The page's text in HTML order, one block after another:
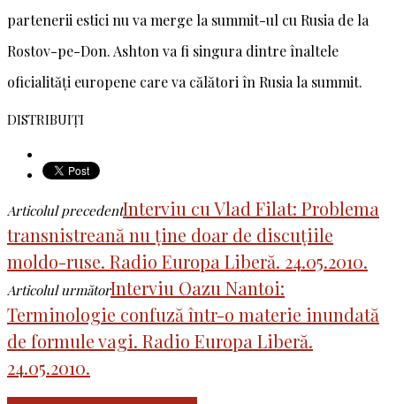
partenerii estici nu va merge la summit-ul cu Rusia de la
Rostov-pe-Don. Ashton va fi singura dintre înaltele
oficialități europene care va călători în Rusia la summit.
DISTRIBUIȚI
Articolul precedentInterviu cu Vlad Filat: Problema
transnistreană nu ține doar de discuțiile
moldo-ruse. Radio Europa Liberă. 24.05.2010.
Articolul următorInterviu Oazu Nantoi:
Terminologie confuză într-o materie inundată
de formule vagi. Radio Europa Liberă.
24.05.2010.